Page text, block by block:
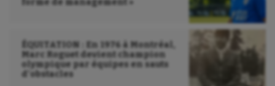
forme de management »
ÉQUITATION : En 1976 à Montréal,
Marc Roguet devient champion
olympique par équipes en sauts
d’obstacles